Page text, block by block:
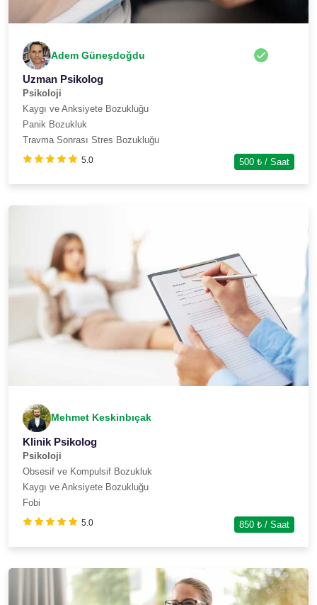
Adem Güneşdoğdu
Uzman Psikolog
Psikoloji
Kaygı ve Anksiyete Bozukluğu
Panik Bozukluk
Travma Sonrası Stres Bozukluğu
5.0 500 ₺ / Saat
Mehmet Keskinbıçak
Klinik Psikolog
Psikoloji
Obsesif ve Kompulsif Bozukluk
Kaygı ve Anksiyete Bozukluğu
Fobi
5.0 850 ₺ / Saat